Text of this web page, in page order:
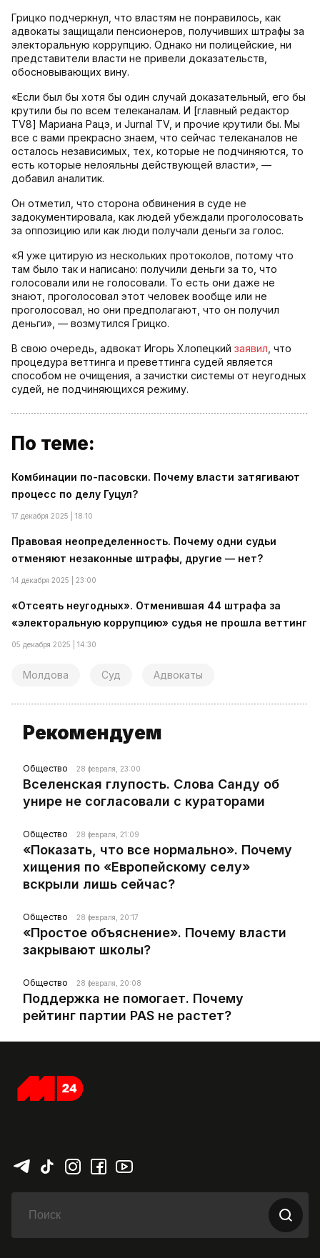
Грицко подчеркнул, что властям не понравилось, как
адвокаты защищали пенсионеров, получивших штрафы за
электоральную коррупцию. Однако ни полицейские, ни
представители власти не привели доказательств,
обосновывающих вину.
«Если был бы хотя бы один случай доказательный, его бы
крутили бы по всем телеканалам. И [главный редактор
TV8] Мариана Рацэ, и Jurnal TV, и прочие крутили бы. Мы
все с вами прекрасно знаем, что сейчас телеканалов не
осталось независимых, тех, которые не подчиняются, то
есть которые нелояльны действующей власти», —
добавил аналитик.
Он отметил, что сторона обвинения в суде не
задокументировала, как людей убеждали проголосовать
за оппозицию или как люди получали деньги за голос.
«Я уже цитирую из нескольких протоколов, потому что
там было так и написано: получили деньги за то, что
голосовали или не голосовали. То есть они даже не
знают, проголосовал этот человек вообще или не
проголосовал, но они предполагают, что он получил
деньги», — возмутился Грицко.
В свою очередь, адвокат Игорь Хлопецкий заявил , что
процедура веттинга и преветтинга судей является
способом не очищения, а зачистки системы от неугодных
судей, не подчиняющихся режиму.
По теме:
Комбинации по-пасовски. Почему власти затягивают
процесс по делу Гуцул?
17 декабря 2025 | 18:10
Правовая неопределенность. Почему одни судьи
отменяют незаконные штрафы, другие — нет?
14 декабря 2025 | 23:00
«Отсеять неугодных». Отменившая 44 штрафа за
«электоральную коррупцию» судья не прошла веттинг
05 декабря 2025 | 14:30
Молдова Суд Адвокаты
Рекомендуем
Общество 28 февраля, 23:00
Вселенская глупость. Слова Санду об
унире не согласовали с кураторами
Общество 28 февраля, 21:09
«Показать, что все нормально». Почему
хищения по «Европейскому селу»
вскрыли лишь сейчас?
Общество 28 февраля, 20:17
«Простое объяснение». Почему власти
закрывают школы?
Общество 28 февраля, 20:08
Поддержка не помогает. Почему
рейтинг партии PAS не растет?